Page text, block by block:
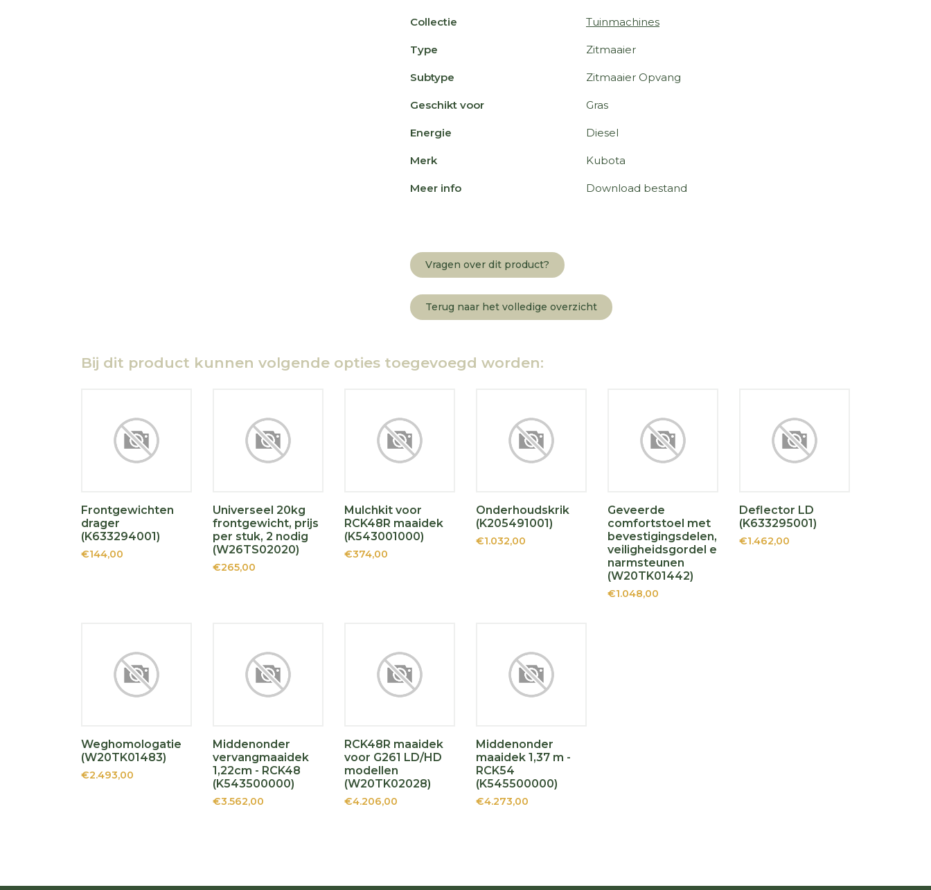
Collectie Tuinmachines
Type Zitmaaier
Subtype Zitmaaier Opvang
Geschikt voor Gras
Energie Diesel
Merk Kubota
Meer info Download bestand
Vragen over dit product?
Terug naar het volledige overzicht
Bij dit product kunnen volgende opties toegevoegd worden:
Frontgewichten
drager
(K633294001)
€144,00
Universeel 20kg
frontgewicht, prijs
per stuk, 2 nodig
(W26TS02020)
€265,00
Mulchkit voor
RCK48R maaidek
(K543001000)
€374,00
Onderhoudskrik
(K205491001)
€1.032,00
Geveerde
comfortstoel met
bevestigingsdelen,
veiligheidsgordel e
narmsteunen
(W20TK01442)
€1.048,00
Deflector LD
(K633295001)
€1.462,00
Weghomologatie
(W20TK01483)
€2.493,00
Middenonder
vervangmaaidek
1,22cm - RCK48
(K543500000)
€3.562,00
RCK48R maaidek
voor G261 LD/HD
modellen
(W20TK02028)
€4.206,00
Middenonder
maaidek 1,37 m -
RCK54
(K545500000)
€4.273,00